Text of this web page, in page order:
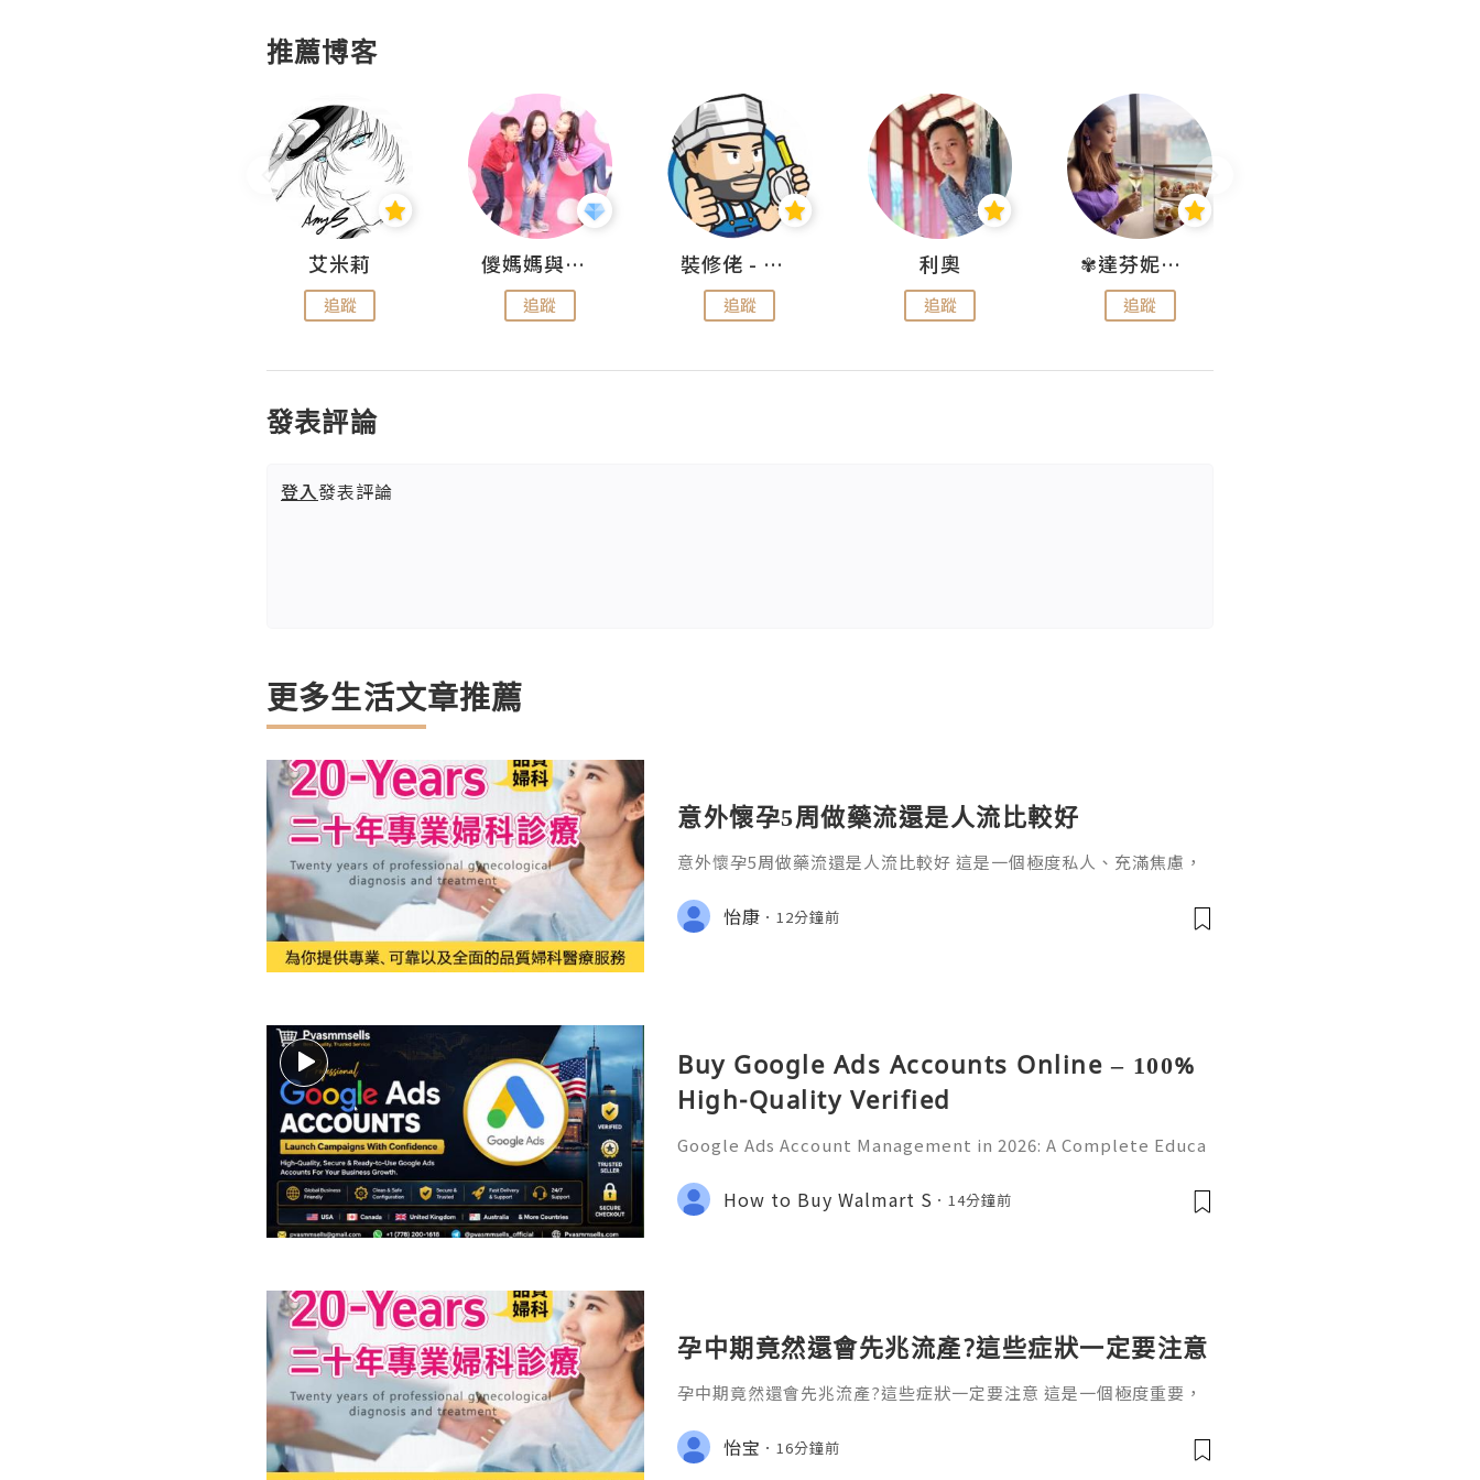
推薦博客
艾米莉
追蹤
儍媽媽與兩隻小魔怪之家
追蹤
裝修佬 - 香港一站式網上裝修平台
追蹤
利奧
追蹤
✾達芬妮•愛孩子•愛生活✾
追蹤
發表評論
登入發表評論
更多生活文章推薦
意外懷孕5周做藥流還是人流比較好
意外懷孕5周做藥流還是人流比較好 這是一個極度私人、充滿焦慮，
慌的女性，顫抖地問出這句話：「醫生，我該選哪一種？哪個比較不
傷身體？」
怡康 12分鐘前
Buy Google Ads Accounts Online – 100%
High-Quality Verified
Google Ads Account Management in 2026: A Complete Educa
tion In today's digital world, understanding online platform
s has become an essential
How to Buy Walmart S 14分鐘前
孕中期竟然還會先兆流產?這些症狀一定要注意
孕中期竟然還會先兆流產?這些症狀一定要注意 這是一個極度重要，
前三個月（孕早期）不穩定，容易流產；過了12週，進入孕中期（4~
6個月），胎兒坐穩了，就可以放心了。」
怡宝 16分鐘前